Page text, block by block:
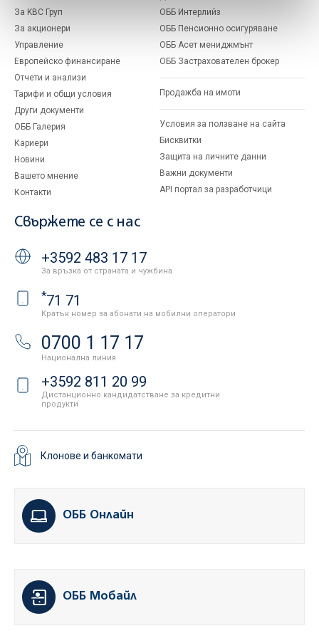
За KBC Груп
За акционери
Управление
Европейско финансиране
Отчети и анализи
Тарифи и общи условия
Други документи
ОББ Галерия
Кариери
Новини
Вашето мнение
Контакти
ОББ Интерлийз
ОББ Пенсионно осигуряване
ОББ Асет мениджмънт
ОББ Застрахователен брокер
Продажба на имоти
Условия за ползване на сайта
Бисквитки
Защита на личните данни
Важни документи
API портал за разработчици
Свържете се с нас
+3592 483 17 17
За връзка от страната и чужбина
*71 71
Кратък номер за абонати на мобилни оператори
0700 1 17 17
Национална линия
+3592 811 20 99
Дистанционно кандидатстване за кредитни
продукти
Клонове и банкомати
ОББ Онлайн
ОББ Мобайл